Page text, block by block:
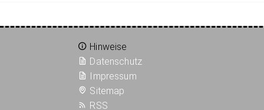
Hinweise
Datenschutz
Impressum
Sitemap
RSS